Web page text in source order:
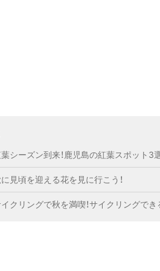
シーズン到来！鹿児島の紅葉スポット3
見頃を迎える花を見に行こう！
クリングで秋を満喫！サイクリングで